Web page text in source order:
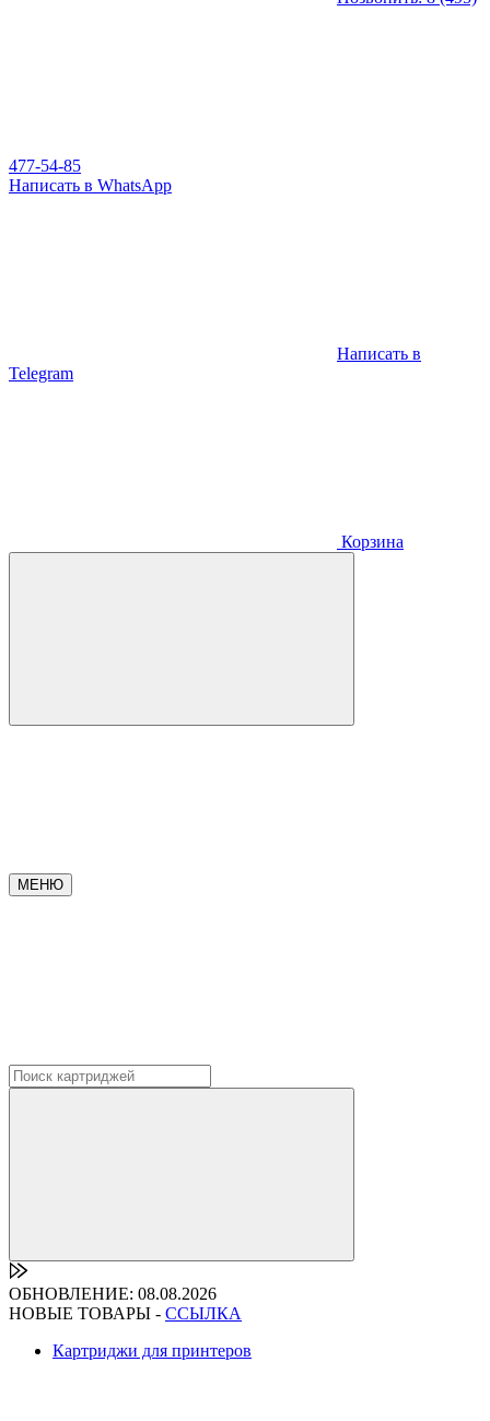
477-54-85
Написать в WhatsApp
Написать в
Telegram
Корзина
МЕНЮ
ОБНОВЛЕНИЕ: 08.08.2026
НОВЫЕ ТОВАРЫ - ССЫЛКА
Картриджи для принтеров